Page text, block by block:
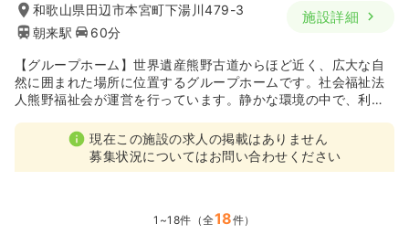
和歌山県田辺市本宮町下湯川479-3
朝来駅
60分
施設詳細
【グループホーム】世界遺産熊野古道からほど近く、広大な自
然に囲まれた場所に位置するグループホームです。社会福祉法
人熊野福祉会が運営を行っています。静かな環境の中で、利用
現在この施設の求人の掲載はありません
募集状況についてはお問い合わせください
1~18件（全18件）